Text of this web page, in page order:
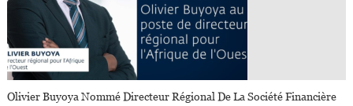
Olivier Buyoya Nommé Directeur Régional De La Société Financière